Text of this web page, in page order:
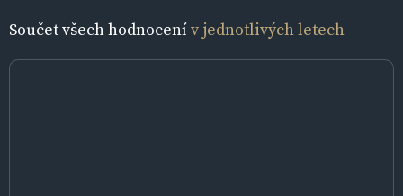
Součet všech hodnocenív jednotlivých letech